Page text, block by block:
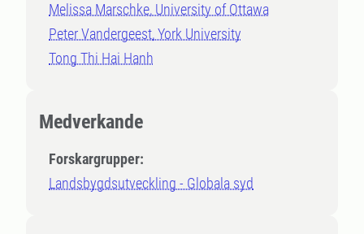
Melissa Marschke, University of Ottawa
Peter Vandergeest, York University
Tong Thi Hai Hanh
Medverkande
Forskargrupper:
Landsbygdsutveckling - Globala syd